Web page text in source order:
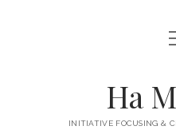
WER
Ha
INITIATIVE FOCUSING &